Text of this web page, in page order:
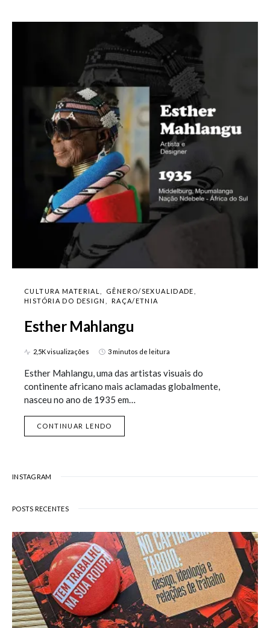
CULTURA MATERIAL
GÊNERO/SEXUALIDADE
HISTÓRIA DO DESIGN
RAÇA/ETNIA
Esther Mahlangu
2,5K visualizações 3 minutos de leitura
Esther Mahlangu, uma das artistas visuais do
continente africano mais aclamadas globalmente,
nasceu no ano de 1935 em…
CONTINUAR LENDO
INSTAGRAM
POSTS RECENTES